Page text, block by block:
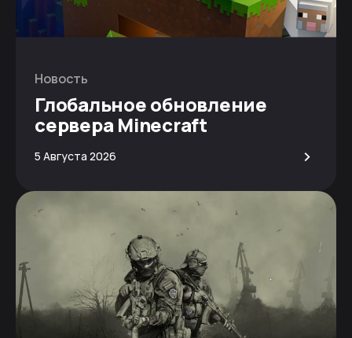
Новость
Глобальное обновление
сервера Minecraft
5 Августа 2026 >